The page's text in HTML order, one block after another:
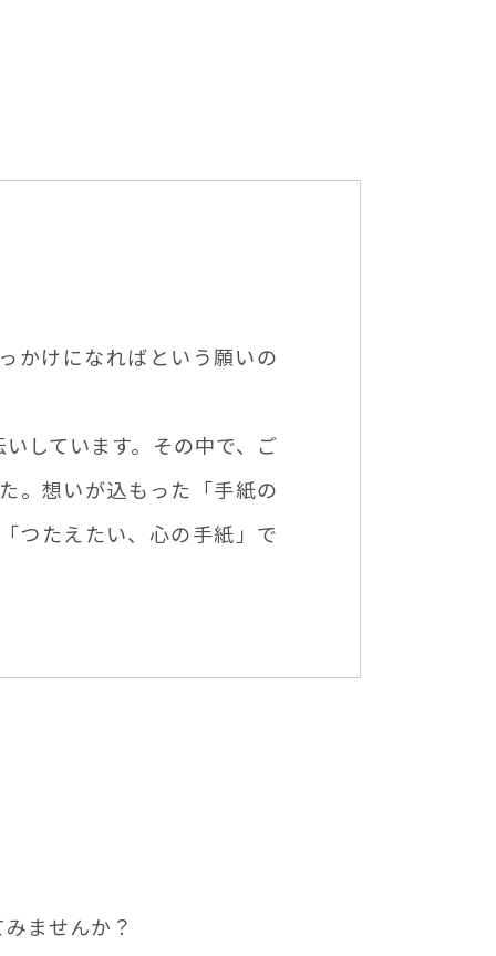
かけになればという願いの
しています。その中で、ご
。想いが込もった「手紙の
つたえたい、心の手紙」で
ませんか？